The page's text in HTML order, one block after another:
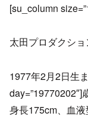
[su_column
太田プロダクシ
1977年2月2日生
day=”19770202″]
身長175cm、血